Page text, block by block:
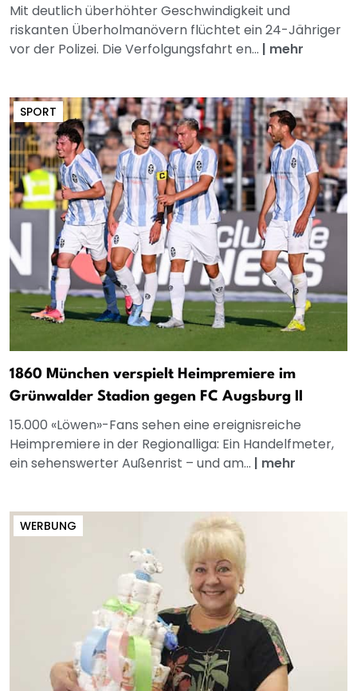
Mit deutlich überhöhter Geschwindigkeit und
riskanten Überholmanövern flüchtet ein 24-Jähriger
vor der Polizei. Die Verfolgungsfahrt en... | mehr
SPORT
1860 München verspielt Heimpremiere im
Grünwalder Stadion gegen FC Augsburg II
15.000 «Löwen»-Fans sehen eine ereignisreiche
Heimpremiere in der Regionalliga: Ein Handelfmeter,
ein sehenswerter Außenrist – und am... | mehr
WERBUNG